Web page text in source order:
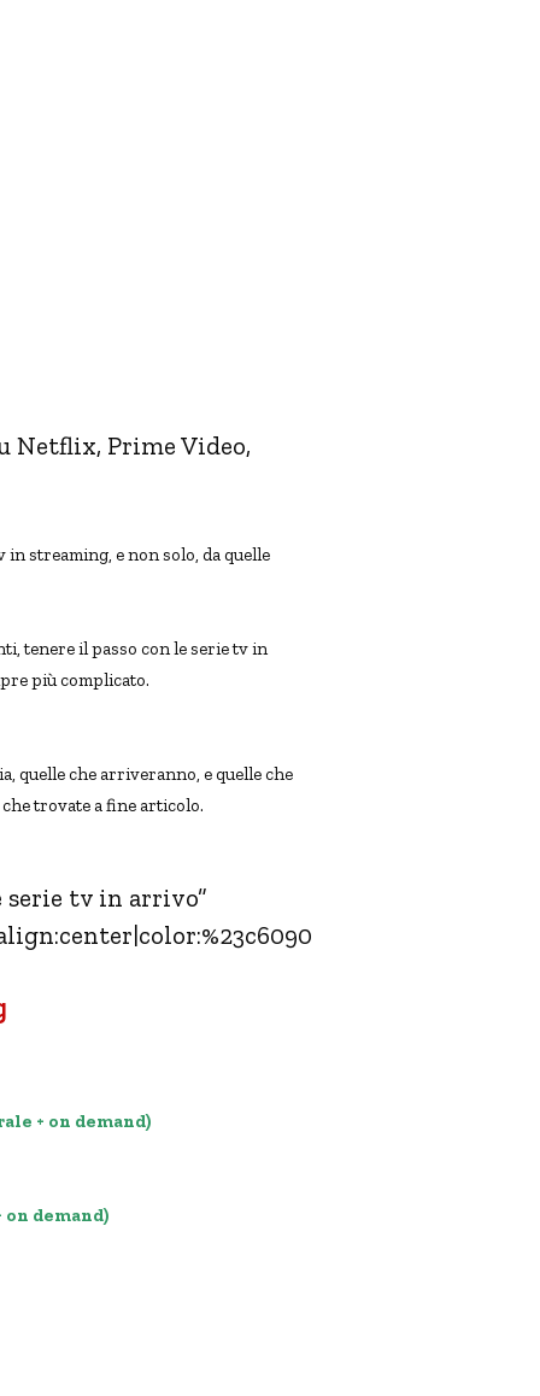
Netflix, Prime Video,
streaming, e non solo, da quelle
tenere il passo con le serie tv in
più complicato.
quelle che arriveranno, e quelle che
trovate a fine articolo.
serie tv in arrivo”
+ on demand)
demand)